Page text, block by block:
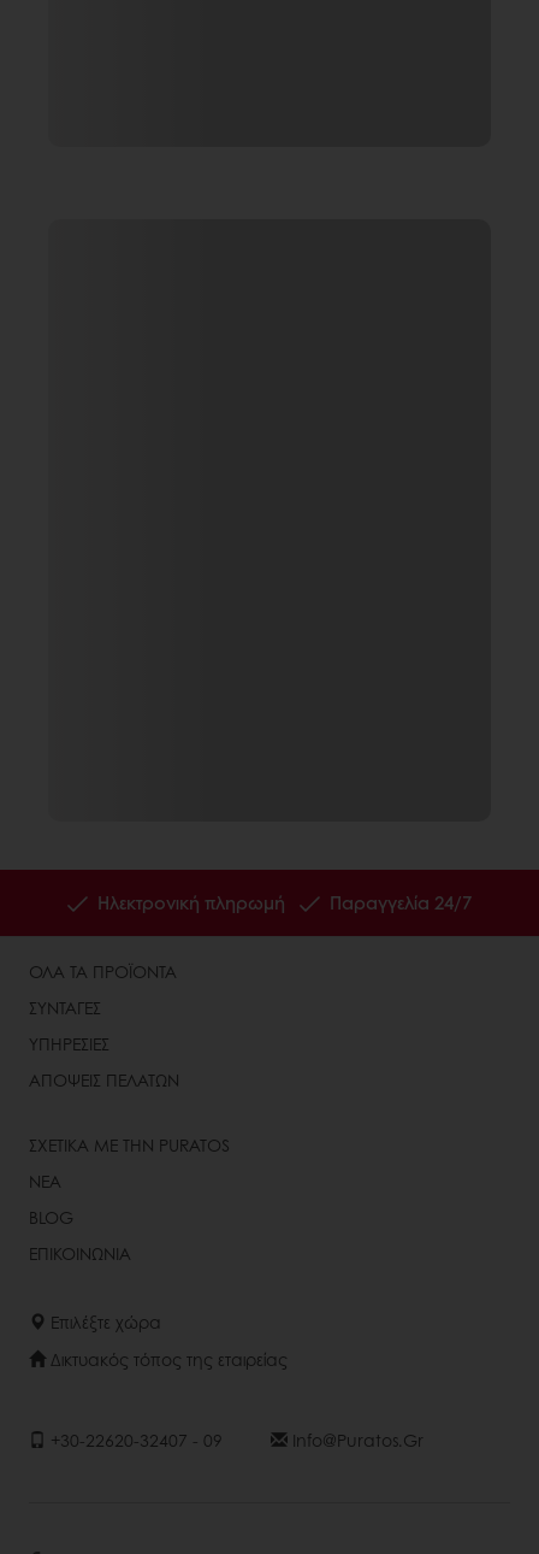
Ηλεκτρονική πληρωμή Παραγγελία 24/7
ΟΛΑ ΤΑ ΠΡΟΪΟΝΤΑ
ΣΥΝΤΑΓΕΣ
ΥΠΗΡΕΣΙΕΣ
ΑΠΟΨΕΙΣ ΠΕΛΑΤΩΝ
ΣΧΕΤΙΚΑ ΜΕ ΤΗΝ PURATOS
ΝΕΑ
BLOG
ΕΠΙΚΟΙΝΩΝΙΑ
Επιλέξτε χώρα
Δικτυακός τόπος της εταιρείας
+30-22620-32407 - 09 Info@puratos.gr